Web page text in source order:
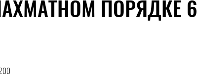
ПОРЯДКЕ 6